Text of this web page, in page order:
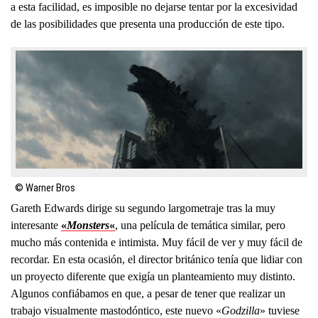
a esta facilidad, es imposible no dejarse tentar por la excesividad
de las posibilidades que presenta una producción de este tipo.
© Warner Bros
Gareth Edwards dirige su segundo largometraje tras la muy
interesante «Monsters«, una película de temática similar, pero
mucho más contenida e intimista. Muy fácil de ver y muy fácil de
recordar. En esta ocasión, el director británico tenía que lidiar con
un proyecto diferente que exigía un planteamiento muy distinto.
Algunos confiábamos en que, a pesar de tener que realizar un
trabajo visualmente mastodóntico, este nuevo «Godzilla» tuviese